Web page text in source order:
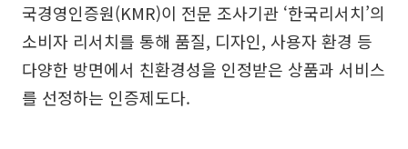
국경영인증원(KMR)이 전문 조사기관 ‘한국리서치’의
소비자 리서치를 통해 품질, 디자인, 사용자 환경 등
다양한 방면에서 친환경성을 인정받은 상품과 서비스
를 선정하는 인증제도다.